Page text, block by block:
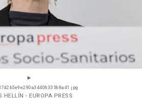
HELLÍN - EUROPA PRESS